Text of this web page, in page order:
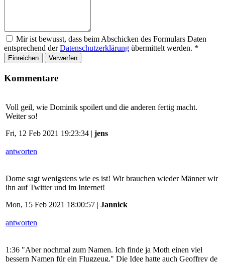
Mir ist bewusst, dass beim Abschicken des Formulars Daten
entsprechend derDatenschutzerklärung übermittelt werden. *
Einreichen Verwerfen
Kommentare
Voll geil, wie Dominik spoilert und die anderen fertig macht.
Weiter so!
Fri, 12 Feb 2021 19:23:34 | jens
antworten
Dome sagt wenigstens wie es ist! Wir brauchen wieder Männer wir
ihn auf Twitter und im Internet!
Mon, 15 Feb 2021 18:00:57 | Jannick
antworten
1:36 "Aber nochmal zum Namen. Ich finde ja Moth einen viel
bessern Namen für ein Flugzeug." Die Idee hatte auch Geoffrey de